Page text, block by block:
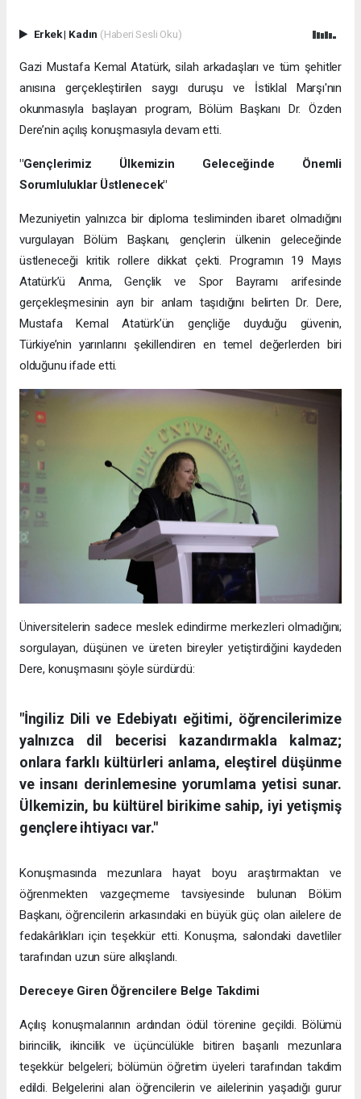
Erkek| Kadın (Haberi Sesli Oku)
Gazi Mustafa Kemal Atatürk, silah arkadaşları ve tüm şehitler
anısına gerçekleştirilen saygı duruşu ve İstiklal Marşı'nın
okunmasıyla başlayan program, Bölüm Başkanı Dr. Özden
Dere’nin açılış konuşmasıyla devam etti.
"Gençlerimiz Ülkemizin Geleceğinde Önemli
Sorumluluklar Üstlenecek"
Mezuniyetin yalnızca bir diploma tesliminden ibaret olmadığını
vurgulayan Bölüm Başkanı, gençlerin ülkenin geleceğinde
üstleneceği kritik rollere dikkat çekti. Programın 19 Mayıs
Atatürk’ü Anma, Gençlik ve Spor Bayramı arifesinde
gerçekleşmesinin ayrı bir anlam taşıdığını belirten Dr. Dere,
Mustafa Kemal Atatürk’ün gençliğe duyduğu güvenin,
Türkiye’nin yarınlarını şekillendiren en temel değerlerden biri
olduğunu ifade etti.
Üniversitelerin sadece meslek edindirme merkezleri olmadığını;
sorgulayan, düşünen ve üreten bireyler yetiştirdiğini kaydeden
Dere, konuşmasını şöyle sürdürdü:
"İngiliz Dili ve Edebiyatı eğitimi, öğrencilerimize
yalnızca dil becerisi kazandırmakla kalmaz;
onlara farklı kültürleri anlama, eleştirel düşünme
ve insanı derinlemesine yorumlama yetisi sunar.
Ülkemizin, bu kültürel birikime sahip, iyi yetişmiş
gençlere ihtiyacı var."
Konuşmasında mezunlara hayat boyu araştırmaktan ve
öğrenmekten vazgeçmeme tavsiyesinde bulunan Bölüm
Başkanı, öğrencilerin arkasındaki en büyük güç olan ailelere de
fedakârlıkları için teşekkür etti. Konuşma, salondaki davetliler
tarafından uzun süre alkışlandı.
Dereceye Giren Öğrencilere Belge Takdimi
Açılış konuşmalarının ardından ödül törenine geçildi. Bölümü
birincilik, ikincilik ve üçüncülükle bitiren başarılı mezunlara
teşekkür belgeleri; bölümün öğretim üyeleri tarafından takdim
edildi. Belgelerini alan öğrencilerin ve ailelerinin yaşadığı gurur